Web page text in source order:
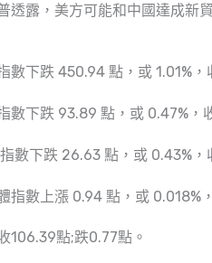
透露，美方可能和中國達成新
數下跌 450.94 點，或 1.01%，
數下跌 93.89 點，或 0.47%，
數下跌 26.63 點，或 0.43%，
指數上漲 0.94 點，或 0.018%
106.39點;跌0.77點。